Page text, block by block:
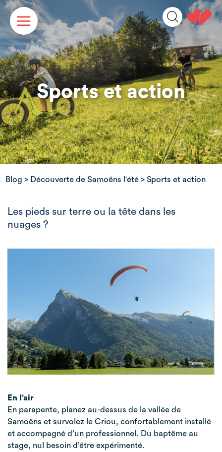
Sports et action
Blog > Découverte de Samoëns l'été > Sports et action
Les pieds sur terre ou la tête dans les
nuages ?
En l’air
En parapente, planez au-dessus de la vallée de
Samoëns et survolez le Criou, confortablement installé
et accompagné d’un professionnel. Du baptême au
stage, nul besoin d’être expérimenté.
Panneau de gestion des cookies